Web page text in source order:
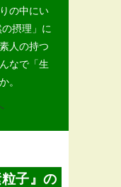
の中にい
摂理」に
人の持つ
なで「生
。
子』の